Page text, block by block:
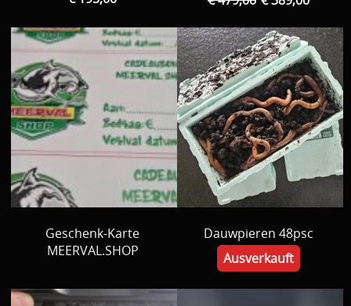
Geschenk-Karte
MEERVAL.SHOP
Dauwpieren 48psc
Ausverkauft